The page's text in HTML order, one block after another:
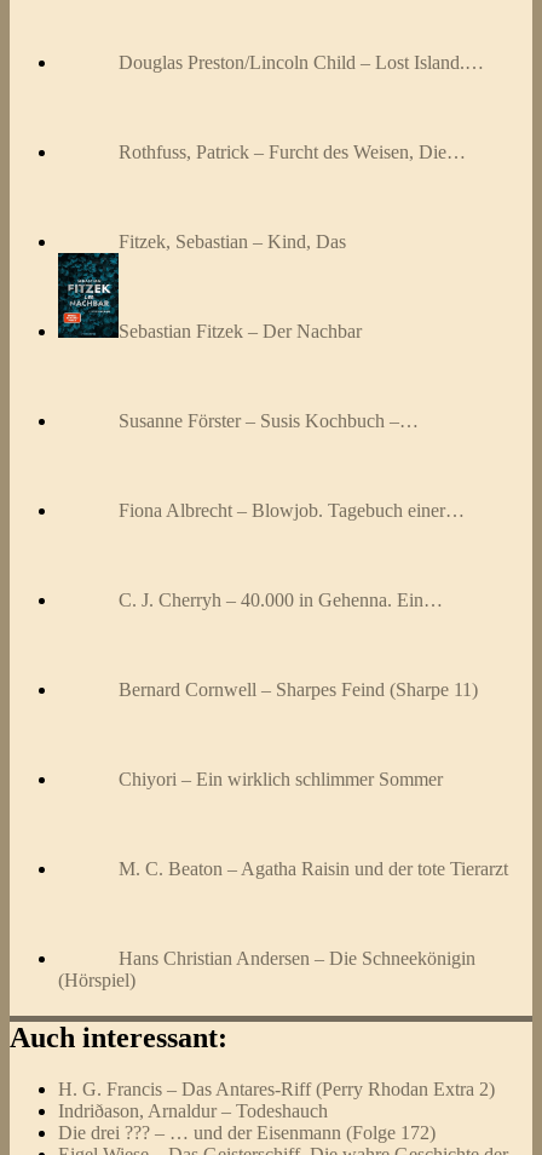
Douglas Preston/Lincoln Child – Lost Island.…
Rothfuss, Patrick – Furcht des Weisen, Die…
Fitzek, Sebastian – Kind, Das
Sebastian Fitzek – Der Nachbar
Susanne Förster – Susis Kochbuch –…
Fiona Albrecht – Blowjob. Tagebuch einer…
C. J. Cherryh – 40.000 in Gehenna. Ein…
Bernard Cornwell – Sharpes Feind (Sharpe 11)
Chiyori – Ein wirklich schlimmer Sommer
M. C. Beaton – Agatha Raisin und der tote Tierarzt
Hans Christian Andersen – Die Schneekönigin
(Hörspiel)
Auch interessant:
H. G. Francis – Das Antares-Riff (Perry Rhodan Extra 2)
Indriðason, Arnaldur – Todeshauch
Die drei ??? – … und der Eisenmann (Folge 172)